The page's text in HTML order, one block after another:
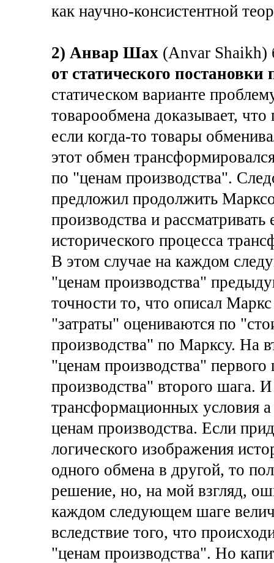
как научно-консистентной
2) Анвар Шах (Anvar
от статического
статическом варианте
товарообмена доказывает,
если когда-то товары
этот обмен
по "ценам производства".
предложил продолжить
производства и
исторического процесса
В этом случае на каждом
"ценам производства"
точности то, что описал
"затраты" оцениваются по
производства" по Марксу. На
"ценам производства"
производства" второго шага.
трансформационных условия
ценам производства. Если
логического изображения
одного обмена в другой, то
решение, но, на мой взгляд,
каждом следующем шаге
вследствие того, что
"ценам производства". Но